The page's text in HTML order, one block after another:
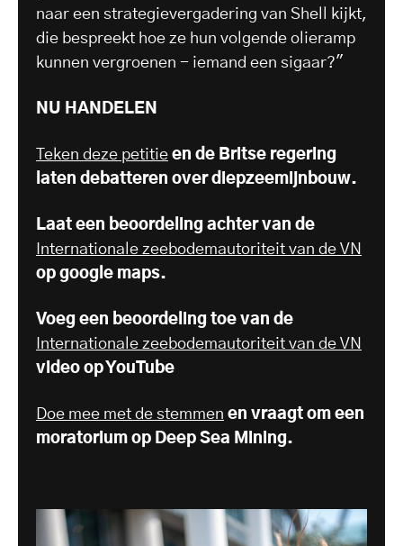
naar een strategievergadering van Shell kijkt,
die bespreekt hoe ze hun volgende olieramp
kunnen vergroenen - iemand een sigaar?"
NU HANDELEN
Teken deze petitie en de Britse regering
laten debatteren over diepzeemijnbouw.
Laat een beoordeling achter van de
Internationale zeebodemautoriteit van de VN
op google maps.
Voeg een beoordeling toe van de
Internationale zeebodemautoriteit van de VN
video op YouTube
Doe mee met de stemmen en vraagt om een
moratorium op Deep Sea Mining.